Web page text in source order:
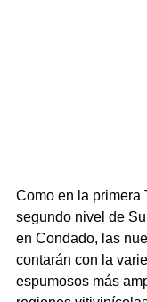
Como en la primera
segundo nivel de
en Condado, las
contarán con la
espumosos más